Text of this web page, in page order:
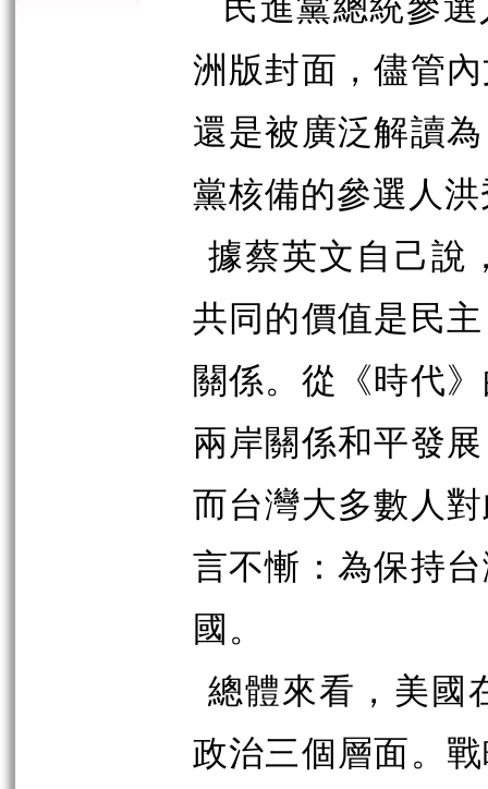
洲版封面，儘管
還是被廣泛解讀
黨核備的參選人
據蔡英文自己說
共同的價值是民
關係。從《時代
兩岸關係和平發
而台灣大多數人
言不慚：為保持
國。
總體來看，美國
政治三個層面。